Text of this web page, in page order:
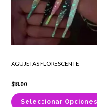
AGUJETAS FLORESCENTE
$18.00
Seleccionar Opciones